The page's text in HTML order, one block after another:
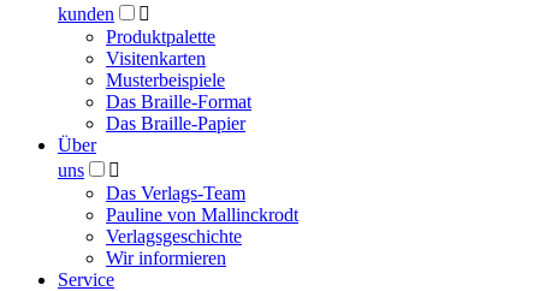
kunden

Produktpalette
Visitenkarten
Musterbeispiele
Das Braille-Format
Das Braille-Papier
Über
uns

Das Verlags-Team
Pauline von Mallinckrodt
Verlagsgeschichte
Wir informieren
Service